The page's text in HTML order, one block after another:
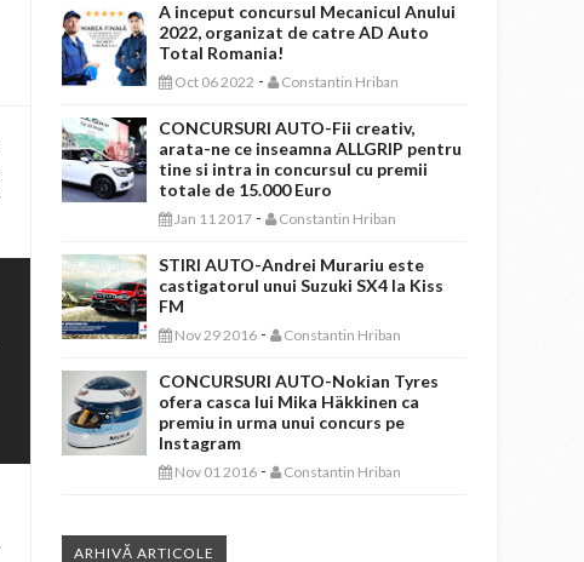
A inceput concursul Mecanicul Anului
2022, organizat de catre AD Auto
Total Romania!
Oct 06 2022 - Constantin Hriban
CONCURSURI AUTO-Fii creativ,
arata-ne ce inseamna ALLGRIP pentru
tine si intra in concursul cu premii
totale de 15.000 Euro
Jan 11 2017 - Constantin Hriban
STIRI AUTO-Andrei Murariu este
castigatorul unui Suzuki SX4 la Kiss
FM
Nov 29 2016 - Constantin Hriban
CONCURSURI AUTO-Nokian Tyres
ofera casca lui Mika Häkkinen ca
premiu in urma unui concurs pe
Instagram
Nov 01 2016 - Constantin Hriban
ARHIVĂ ARTICOLE